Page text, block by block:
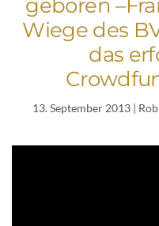
geboren
Wiege des
das
13. September 2013|